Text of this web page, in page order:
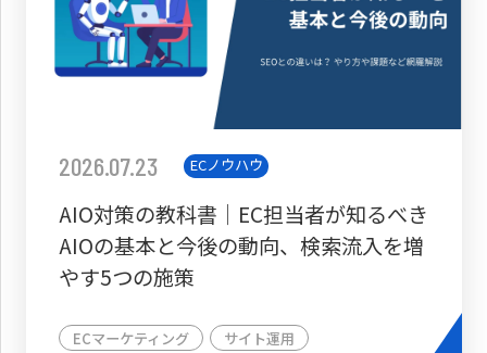
2026.07.23 ECノウハウ
AIO対策の教科書│EC担当者が知るべき
AIOの基本と今後の動向、検索流入を増
やす5つの施策
ECマーケティング サイト運用